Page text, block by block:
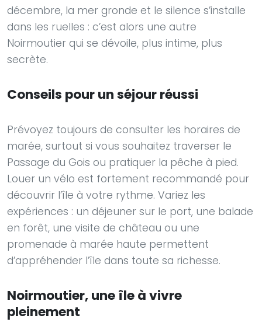
décembre, la mer gronde et le silence s’installe
dans les ruelles : c’est alors une autre
Noirmoutier qui se dévoile, plus intime, plus
secrète.
Conseils pour un séjour réussi
Prévoyez toujours de consulter les horaires de
marée, surtout si vous souhaitez traverser le
Passage du Gois ou pratiquer la pêche à pied.
Louer un vélo est fortement recommandé pour
découvrir l’île à votre rythme. Variez les
expériences : un déjeuner sur le port, une balade
en forêt, une visite de château ou une
promenade à marée haute permettent
d’appréhender l’île dans toute sa richesse.
Noirmoutier, une île à vivre
pleinement